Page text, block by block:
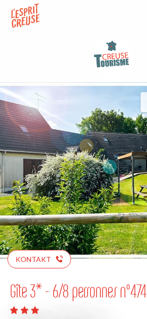
contenu
KONTAKT
Gîte 3* - 6/8 personnes n°474